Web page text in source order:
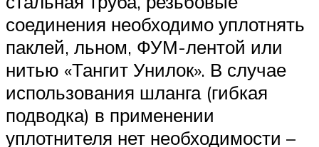
соединения необходимо уплотнять
паклей, льном, ФУМ-лентой или
нитью «Тангит Унилок». В случае
использования шланга (гибкая
подводка) в применении
уплотнителя нет необходимости –